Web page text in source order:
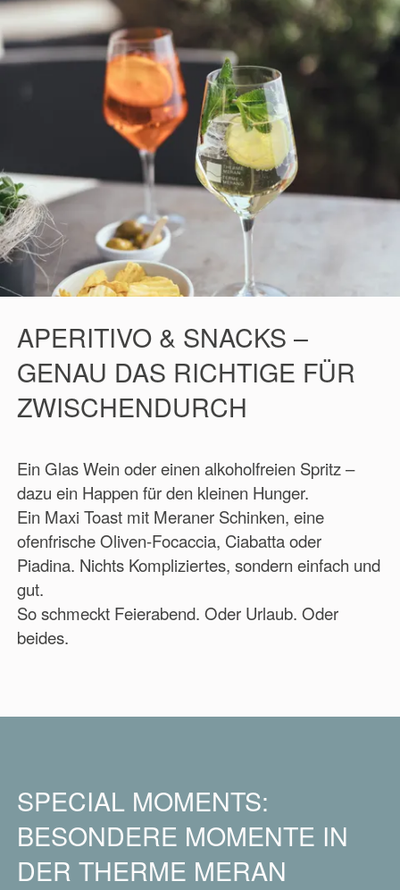
APERITIVO & SNACKS –
GENAU DAS RICHTIGE FÜR
ZWISCHENDURCH
Ein Glas Wein oder einen alkoholfreien Spritz –
dazu ein Happen für den kleinen Hunger.
Ein Maxi Toast mit Meraner Schinken, eine
ofenfrische Oliven-Focaccia, Ciabatta oder
Piadina. Nichts Kompliziertes, sondern einfach und
gut.
So schmeckt Feierabend. Oder Urlaub. Oder
beides.
SPECIAL MOMENTS:
BESONDERE MOMENTE IN
DER THERME MERAN